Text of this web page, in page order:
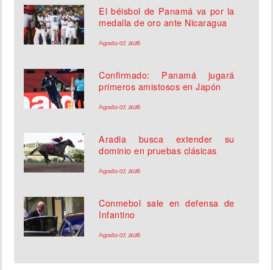
El béisbol de Panamá va por la
medalla de oro ante Nicaragua
Agosto 07, 2026
Confirmado: Panamá jugará
primeros amistosos en Japón
Agosto 07, 2026
Aradia busca extender su
dominio en pruebas clásicas
Agosto 07, 2026
Conmebol sale en defensa de
Infantino
Agosto 07, 2026